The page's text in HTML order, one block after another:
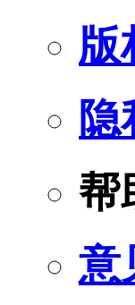
版
隐
帮
意